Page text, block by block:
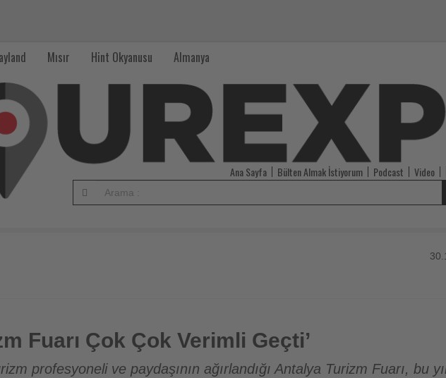
Mısır Hint Okyanusu Almanya
Ana Sayfa Bülten Almak İstiyorum Podcast Video
Çok Verimli Geçti’
Fuarı Çok Çok Verimli Geçti’
profesyoneli ve paydaşının ağırlandığı Antalya Turizm Fuarı, bu